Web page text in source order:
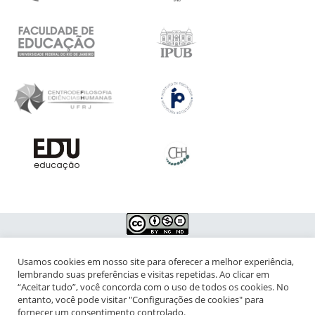
NIPIAC – Núcleo Interdisciplinar de Pesquisa para a Infância e
Adolescência Contemporâneas
Universidade Federal do Rio de Janeiro - Campus da Praia Vermelha
Usamos cookies em nosso site para oferecer a melhor experiência,
lembrando suas preferências e visitas repetidas. Ao clicar em
“Aceitar tudo”, você concorda com o uso de todos os cookies. No
entanto, você pode visitar "Configurações de cookies" para
fornecer um consentimento controlado.